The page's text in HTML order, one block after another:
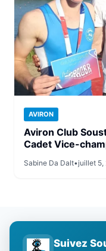
AVIRON
Aviron Club
Cadet Vice-
Sabine Da Dalt•juillet 5,
Suivez